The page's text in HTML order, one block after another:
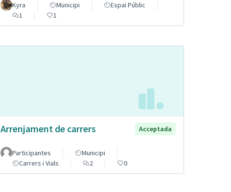
Kyra Municipi
Espai Públic
1
1
Arrenjament de carrers Acceptada
Participantes
Municipi
Carrers i Vials
2 0